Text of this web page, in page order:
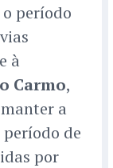
período
e à
Carmo,
a
de
por